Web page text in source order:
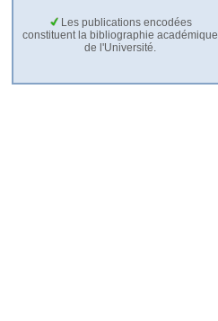
Les publications encodées
constituent la bibliographie académique
de l'Université.